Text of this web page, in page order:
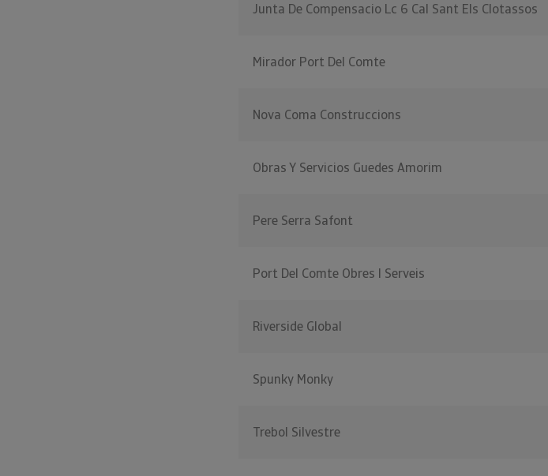
Junta De Compensacio Lc 6 Cal Sant Els Clotassos
Mirador Port Del Comte
Nova Coma Construccions
Obras Y Servicios Guedes Amorim
Pere Serra Safont
Port Del Comte Obres I Serveis
Riverside Global
Spunky Monky
Trebol Silvestre